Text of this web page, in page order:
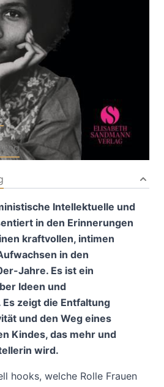
176 Seiten
94958206-6
Intellektuelle und
in den Erinnerungen
kraftvollen, intimen
in den
Jahre. Es ist ein
Ideen und
zeigt die Entfaltung
und den Weg eines
Kindes, das mehr und
wird.
hooks, welche Rolle Frauen